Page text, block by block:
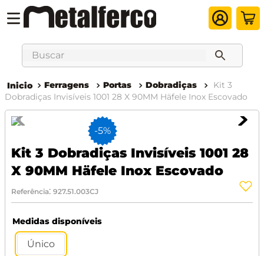
Buscar
Ferragens Portas Dobradiças
Kit 3
Dobradiças Invisíveis 1001 28 X 90MM Häfele Inox Escovado
-5%
Kit 3 Dobradiças Invisíveis 1001 28
X 90MM Häfele Inox Escovado
Referência: 927.51.003CJ
Medidas disponíveis
Único